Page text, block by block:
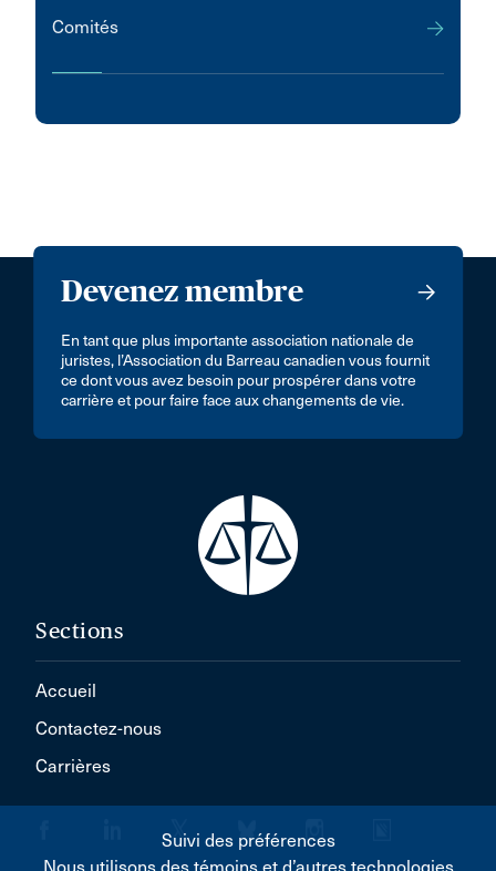
Comités
Devenez membre
En tant que plus importante association nationale de
juristes, l’Association du Barreau canadien vous fournit
ce dont vous avez besoin pour prospérer dans votre
carrière et pour faire face aux changements de vie.
Sections
Accueil
Contactez-nous
Carrières
Suivi des préférences